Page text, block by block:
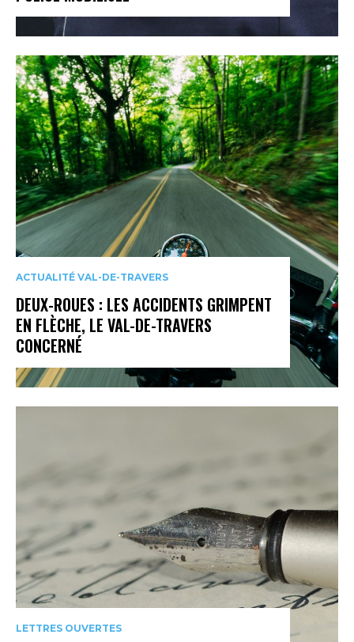
ACTUALITÉ VAL-DE-TRAVERS
DEUX-ROUES : LES ACCIDENTS GRIMPENT
EN FLÈCHE, LE VAL-DE-TRAVERS
CONCERNÉ
LETTRES OUVERTES